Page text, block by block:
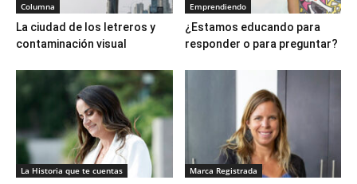
Columna
La ciudad de los letreros y
contaminación visual
Emprendiendo
¿Estamos educando para
responder o para preguntar?
La Historia que te cuentas Marca Registrada